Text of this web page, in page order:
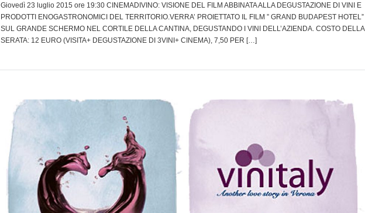
Giovedì 23 luglio 2015 ore 19:30 CINEMADIVINO: VISIONE DEL FILM ABBINATA ALLA DEGUSTAZIONE DI VINI E
PRODOTTI ENOGASTRONOMICI DEL TERRITORIO.VERRA’ PROIETTATO IL FILM ” GRAND BUDAPEST HOTEL”
SUL GRANDE SCHERMO NEL CORTILE DELLA CANTINA, DEGUSTANDO I VINI DELL’AZIENDA. COSTO DELLA
SERATA: 12 EURO (VISITA+ DEGUSTAZIONE DI 3VINI+ CINEMA), 7,50 PER […]